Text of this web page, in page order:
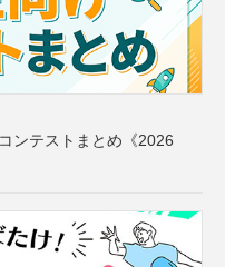
ンテストまとめ《2026